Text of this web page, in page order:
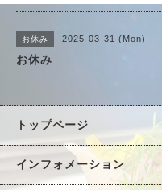
お休み 2025-03-31 (Mon)
お休み
トップページ
インフォメーション